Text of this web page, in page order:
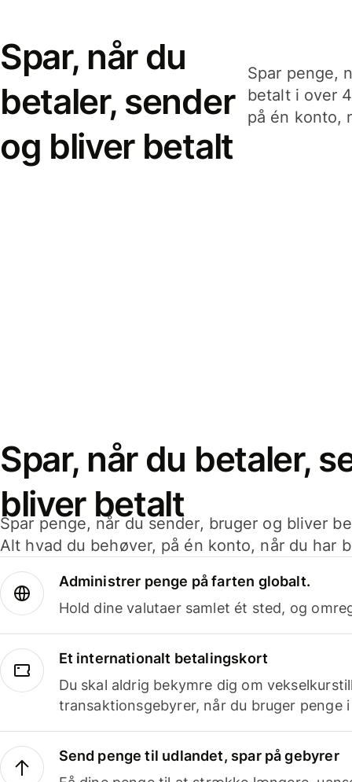
Spar, når du
betaler, sender
og bliver betalt
Spar penge,
betalt i over
på én konto,
Spar, når du betaler,
bliver betalt
Spar penge, når du sender, bruger og bliver
Alt hvad du behøver, på én konto, når du har
Administrer penge på farten globalt.
Hold dine valutaer samlet ét sted, og
Et internationalt betalingskort
Du skal aldrig bekymre dig om
transaktionsgebyrer, når du bruger penge
Send penge til udlandet, spar på gebyrer